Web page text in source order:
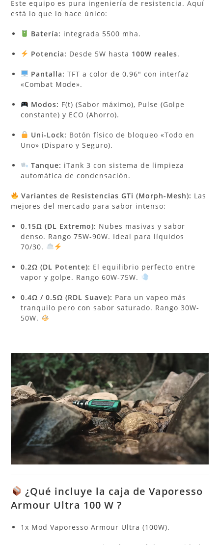
Este equipo es pura ingeniería de resistencia. Aquí
está lo que lo hace único:
Batería: integrada 5500 mha.
Potencia: Desde 5W hasta 100W reales.
Pantalla: TFT a color de 0.96″ con interfaz
«Combat Mode».
Modos: F(t) (Sabor máximo), Pulse (Golpe
constante) y ECO (Ahorro).
Uni-Lock: Botón físico de bloqueo «Todo en
Uno» (Disparo y Seguro).
Tanque: iTank 3 con sistema de limpieza
automática de condensación.
Variantes de Resistencias GTi (Morph-Mesh): Las
mejores del mercado para sabor intenso:
0.15Ω (DL Extremo): Nubes masivas y sabor
denso. Rango 75W-90W. Ideal para líquidos
70/30.
0.2Ω (DL Potente): El equilibrio perfecto entre
vapor y golpe. Rango 60W-75W.
0.4Ω / 0.5Ω (RDL Suave): Para un vapeo más
tranquilo pero con sabor saturado. Rango 30W-
50W.
¿Qué incluye la caja de Vaporesso
Armour Ultra 100 W ?
1x Mod Vaporesso Armour Ultra (100W).